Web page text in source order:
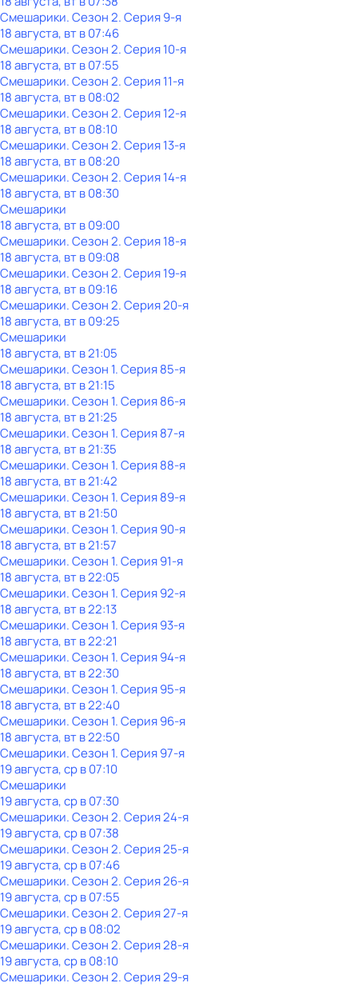
Смешарики. Сезон 2. Серия 9-я
18 августа, вт в 07:46
Смешарики. Сезон 2. Серия 10-я
18 августа, вт в 07:55
Смешарики. Сезон 2. Серия 11-я
18 августа, вт в 08:02
Смешарики. Сезон 2. Серия 12-я
18 августа, вт в 08:10
Смешарики. Сезон 2. Серия 13-я
18 августа, вт в 08:20
Смешарики. Сезон 2. Серия 14-я
18 августа, вт в 08:30
Смешарики
18 августа, вт в 09:00
Смешарики. Сезон 2. Серия 18-я
18 августа, вт в 09:08
Смешарики. Сезон 2. Серия 19-я
18 августа, вт в 09:16
Смешарики. Сезон 2. Серия 20-я
18 августа, вт в 09:25
Смешарики
18 августа, вт в 21:05
Смешарики. Сезон 1. Серия 85-я
18 августа, вт в 21:15
Смешарики. Сезон 1. Серия 86-я
18 августа, вт в 21:25
Смешарики. Сезон 1. Серия 87-я
18 августа, вт в 21:35
Смешарики. Сезон 1. Серия 88-я
18 августа, вт в 21:42
Смешарики. Сезон 1. Серия 89-я
18 августа, вт в 21:50
Смешарики. Сезон 1. Серия 90-я
18 августа, вт в 21:57
Смешарики. Сезон 1. Серия 91-я
18 августа, вт в 22:05
Смешарики. Сезон 1. Серия 92-я
18 августа, вт в 22:13
Смешарики. Сезон 1. Серия 93-я
18 августа, вт в 22:21
Смешарики. Сезон 1. Серия 94-я
18 августа, вт в 22:30
Смешарики. Сезон 1. Серия 95-я
18 августа, вт в 22:40
Смешарики. Сезон 1. Серия 96-я
18 августа, вт в 22:50
Смешарики. Сезон 1. Серия 97-я
19 августа, ср в 07:10
Смешарики
19 августа, ср в 07:30
Смешарики. Сезон 2. Серия 24-я
19 августа, ср в 07:38
Смешарики. Сезон 2. Серия 25-я
19 августа, ср в 07:46
Смешарики. Сезон 2. Серия 26-я
19 августа, ср в 07:55
Смешарики. Сезон 2. Серия 27-я
19 августа, ср в 08:02
Смешарики. Сезон 2. Серия 28-я
19 августа, ср в 08:10
Смешарики. Сезон 2. Серия 29-я